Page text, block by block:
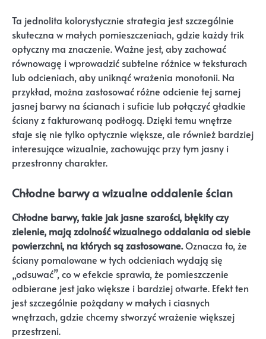
Ta jednolita kolorystycznie strategia jest szczególnie
skuteczna w małych pomieszczeniach, gdzie każdy trik
optyczny ma znaczenie. Ważne jest, aby zachować
równowagę i wprowadzić subtelne różnice w teksturach
lub odcieniach, aby uniknąć wrażenia monotonii. Na
przykład, można zastosować różne odcienie tej samej
jasnej barwy na ścianach i suficie lub połączyć gładkie
ściany z fakturowaną podłogą. Dzięki temu wnętrze
staje się nie tylko optycznie większe, ale również bardziej
interesujące wizualnie, zachowując przy tym jasny i
przestronny charakter.
Chłodne barwy a wizualne oddalenie ścian
Chłodne barwy, takie jak jasne szarości, błękity czy
zielenie, mają zdolność wizualnego oddalania od siebie
powierzchni, na których są zastosowane.Oznacza to, że
ściany pomalowane w tych odcieniach wydają się
„odsuwać”, co w efekcie sprawia, że pomieszczenie
odbierane jest jako większe i bardziej otwarte. Efekt ten
jest szczególnie pożądany w małych i ciasnych
wnętrzach, gdzie chcemy stworzyć wrażenie większej
przestrzeni.